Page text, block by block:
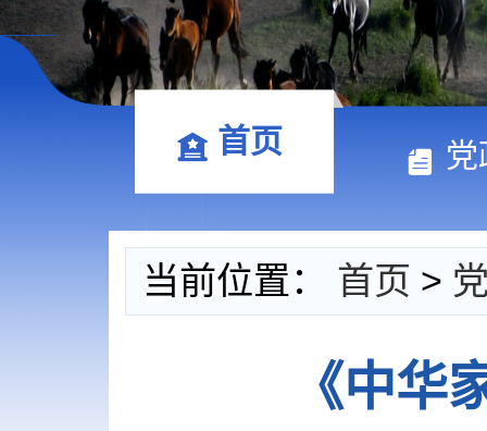
首页 党
当前位置： 首页 >
《中华